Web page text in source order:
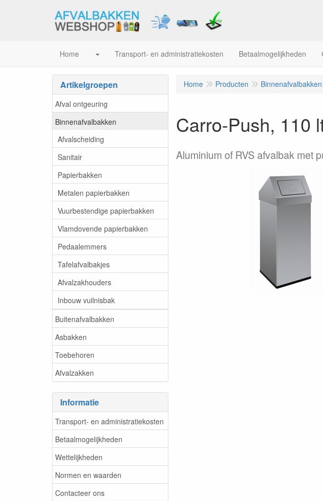
Home Transport- en administratiekosten Betaalmogelijkheden
Artikelgroepen
Afval ontgeuring
Binnenafvalbakken
Afvalscheiding
Sanitair
Papierbakken
Metalen papierbakken
Vuurbestendige papierbakken
Vlamdovende papierbakken
Pedaalemmers
Tafelafvalbakjes
Afvalzakhouders
Inbouw vuilnisbak
Buitenafvalbakken
Asbakken
Toebehoren
Afvalzakken
Informatie
Transport- en administratiekosten
Betaalmogelijkheden
Wettelijkheden
Normen en waarden
Contacteer ons
Home Producten Binnenafvalbakken
Carro-Push, 110
Aluminium of RVS afvalbak met